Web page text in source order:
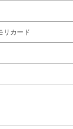
リカード